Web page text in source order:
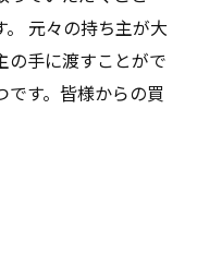
元々の持ち主が大
の手に渡すことがで
す。皆様からの買